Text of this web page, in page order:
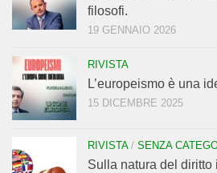
filosofi.
19 GENNAIO 2026
RIVISTA
L’europeismo è una
15 DICEMBRE 2025
RIVISTA/ SENZA
Sulla natura del diritto